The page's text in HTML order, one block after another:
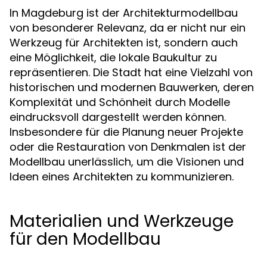
In Magdeburg ist der Architekturmodellbau
von besonderer Relevanz, da er nicht nur ein
Werkzeug für Architekten ist, sondern auch
eine Möglichkeit, die lokale Baukultur zu
repräsentieren. Die Stadt hat eine Vielzahl von
historischen und modernen Bauwerken, deren
Komplexität und Schönheit durch Modelle
eindrucksvoll dargestellt werden können.
Insbesondere für die Planung neuer Projekte
oder die Restauration von Denkmalen ist der
Modellbau unerlässlich, um die Visionen und
Ideen eines Architekten zu kommunizieren.
Materialien und Werkzeuge
für den Modellbau